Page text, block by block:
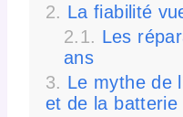
La fiabilité
Les
ans
Le mythe de
et de la batterie